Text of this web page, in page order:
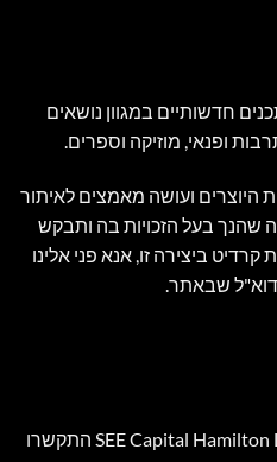
חדשותיים במגוון נושאים
ופנאי, מוזיקה וספרים.
היוצרים ועושה מאמצים לאיתור
שהנך בעל הזכויות בה ותבקש
ביצירה זו, אנא פני אלינו
שבאתר.
Hamilton Reserve Bank ו- SEE Capital Hamilton Ltd.‎ התקשרו